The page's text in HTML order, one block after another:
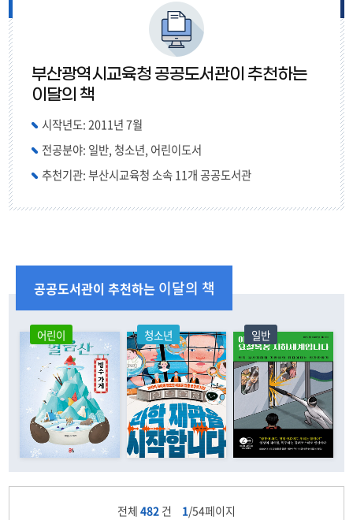
부산광역시교육청 공공도서관이 추천하는
이달의 책
시작년도: 2011년 7월
전공분야: 일반, 청소년, 어린이도서
추천기관: 부산시교육청 소속 11개 공공도서관
공공도서관이 추천하는 이달의 책
전체 482 건 1/54페이지